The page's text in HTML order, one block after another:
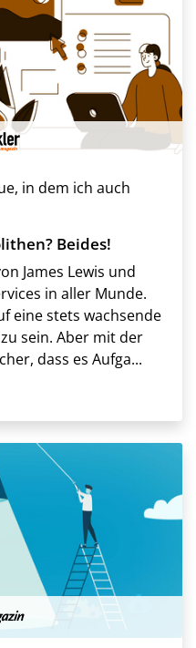
in dem ich auch
Beides!
James Lewis und
in aller Munde.
eine stets wachsende
sein. Aber mit der
dass es Aufga...